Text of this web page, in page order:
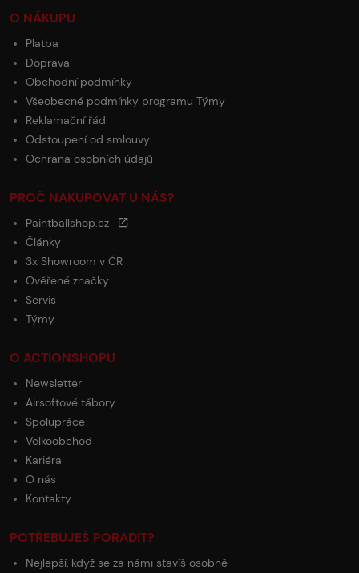
O NÁKUPU
Platba
Doprava
Obchodní podmínky
Všeobecné podmínky programu Týmy
Reklamační řád
Odstoupení od smlouvy
Ochrana osobních údajů
PROČ NAKUPOVAT U NÁS?
Paintballshop.cz
Články
3x Showroom v ČR
Ověřené značky
Servis
Týmy
O ACTIONSHOPU
Newsletter
Airsoftové tábory
Spolupráce
Velkoobchod
Kariéra
O nás
Kontakty
POTŘEBUJEŠ PORADIT?
Nejlepší, když se za námi stavíš osobně